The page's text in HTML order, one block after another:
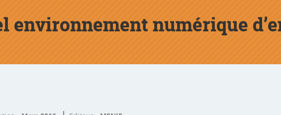
environnement numérique